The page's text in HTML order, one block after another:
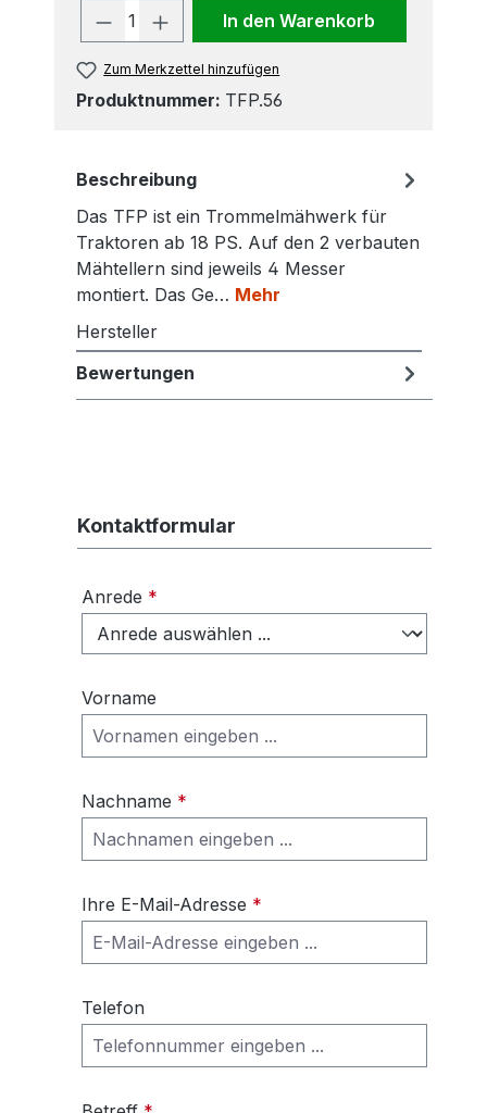
Produkt Anzahl: Gib den
In den Warenkorb
Zum Merkzettel hinzufügen
Produktnummer: TFP.56
Beschreibung
Das TFP ist ein Trommelmähwerk für
Traktoren ab 18 PS. Auf den 2 verbauten
Mähtellern sind jeweils 4 Messer
montiert. Das Ge… Mehr
Hersteller
Bewertungen
Kontaktformular
Anrede *
Vorname
Nachname *
Ihre E-Mail-Adresse *
Telefon